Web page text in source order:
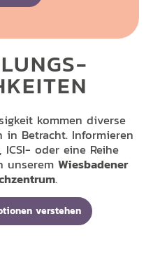
kommen diverse
in Betracht. Informieren
oder eine Reihe
unserem Wiesbadener
.
verstehen